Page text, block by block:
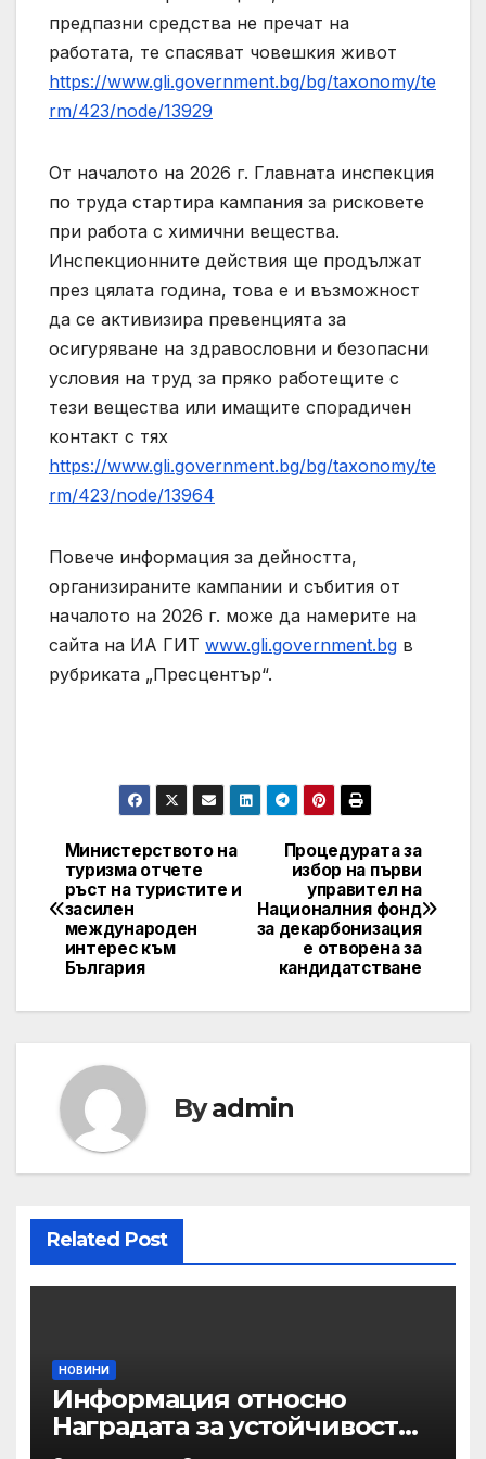
предпазни средства не пречат на
работата, те спасяват човешкия живот
https://www.gli.government.bg/bg/taxonomy/te
rm/423/node/13929
От началото на 2026 г. Главната инспекция
по труда стартира кампания за рисковете
при работа с химични вещества.
Инспекционните действия ще продължат
през цялата година, това е и възможност
да се активизира превенцията за
осигуряване на здравословни и безопасни
условия на труд за пряко работещите с
тези вещества или имащите спорадичен
контакт с тях
https://www.gli.government.bg/bg/taxonomy/te
rm/423/node/13964
Повече информация за дейността,
организираните кампании и събития от
началото на 2026 г. може да намерите на
сайта на ИА ГИТ www.gli.government.bg в
рубриката „Пресцентър“.
Post
navigation
Процедурата за
избор на първи
управител на
Националния фонд
за декарбонизация
е отворена за
кандидатстване
Министерството на
туризма отчете
ръст на туристите и
засилен
международен
интерес към
България
Byadmin
Related Post
НОВИНИ
Информация относно
Наградата за устойчивост